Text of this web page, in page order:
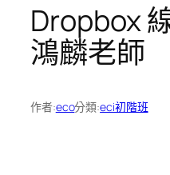
Dropbox
鴻麟老師
作者:eco分類:eci初階班